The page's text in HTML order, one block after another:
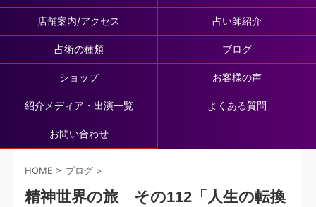
店舗案内/アクセス 占い師紹介
占術の種類 ブログ
ショップ お客様の声
紹介メディア・出演一覧 よくある質問
お問い合わせ
HOME > ブログ >
精神世界の旅 その112「人生の転換